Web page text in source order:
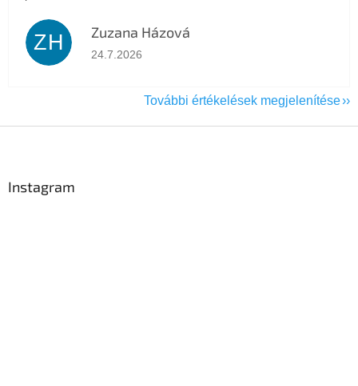
ZH Zuzana Házová
Az áruház értékelése 5-ből 5 csillag.
24.7.2026
További értékelések megjelenítése
Instagram